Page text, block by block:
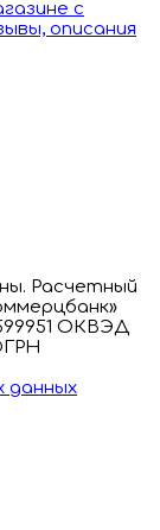
Расчетный
ОКВЭД
данных